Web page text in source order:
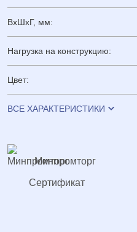
ВхШхГ, мм:
Нагрузка на конструкцию:
Цвет:
ВСЕ ХАРАКТЕРИСТИКИ
Минпромторг
Сертификат